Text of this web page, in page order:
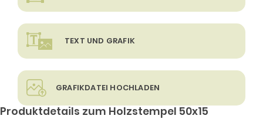
TEXT UND GRAFIK
GRAFIKDATEI HOCHLADEN
Produktdetails zum Holzstempel 50x15